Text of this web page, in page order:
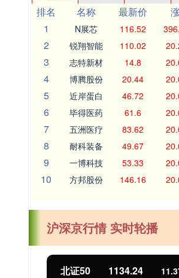
排名
名称 最新价
1
N展芯 116.52
2 锐翔智能 110.02
3 志特新材 14.8
4 博腾股份 20.44
5 近岸蛋白 46.72
6 毕得医药 61.6
7 五洲医疗 83.62
8 耐科装备 49.67
9 一博科技 53.33
10 方邦股份 146.16
沪深京行情 实时轮播
北证50 1134.24